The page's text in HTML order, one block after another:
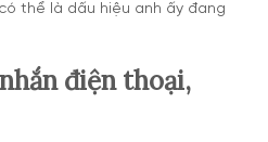
thể là dấu hiệu anh ấy đang
điện thoại,